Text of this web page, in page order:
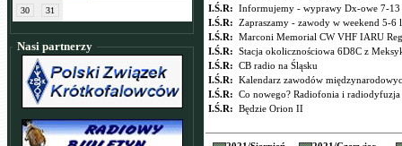
30 31
Nasi partnerzy
I.Ś.R: Informujemy - wyprawy Dx-owe 7-13
I.Ś.R: Zapraszamy - zawody w weekend 5-6
I.Ś.R: Marconi Memorial CW VHF IARU
I.Ś.R: Stacja okolicznościowa 6D8C z
I.Ś.R: CB radio na Śląsku
I.Ś.R: Kalendarz zawodów
I.Ś.R: Co nowego? Radiofonia i radiodyfuzja
I.Ś.R: Będzie Orion II